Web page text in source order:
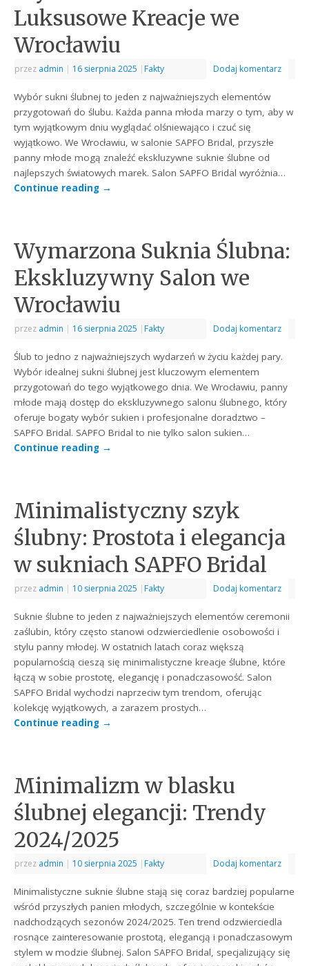
Luksusowe Kreacje we
Wrocławiu
przez admin | 16 sierpnia 2025 | Fakty Dodaj komentarz
Wybór sukni ślubnej to jeden z najważniejszych elementów
przygotowań do ślubu. Każda panna młoda marzy o tym, aby w
tym wyjątkowym dniu wyglądać olśniewająco i czuć się
wyjątkowo. We Wrocławiu, w salonie SAPFO Bridal, przyszłe
panny młode mogą znaleźć ekskluzywne suknie ślubne od
najlepszych światowych marek. Salon SAPFO Bridal wyróżnia…
Continue reading →
Wymarzona Suknia Ślubna:
Ekskluzywny Salon we
Wrocławiu
przez admin | 16 sierpnia 2025 | Fakty Dodaj komentarz
Ślub to jedno z najważniejszych wydarzeń w życiu każdej pary.
Wybór idealnej sukni ślubnej jest kluczowym elementem
przygotowań do tego wyjątkowego dnia. We Wrocławiu, panny
młode mają dostęp do ekskluzywnego salonu ślubnego, który
oferuje bogaty wybór sukien i profesjonalne doradztwo –
SAPFO Bridal. SAPFO Bridal to nie tylko salon sukien…
Continue reading →
Minimalistyczny szyk
ślubny: Prostota i elegancja
w sukniach SAPFO Bridal
przez admin | 10 sierpnia 2025 | Fakty Dodaj komentarz
Suknie ślubne to jeden z najważniejszych elementów ceremonii
zaślubin, który często stanowi odzwierciedlenie osobowości i
stylu panny młodej. W ostatnich latach coraz większą
popularnością cieszą się minimalistyczne kreacje ślubne, które
łączą w sobie prostotę, elegancję i ponadczasowość. Salon
SAPFO Bridal wychodzi naprzeciw tym trendom, oferując
kolekcję wyjątkowych, a zarazem prostych…
Continue reading →
Minimalizm w blasku
ślubnej elegancji: Trendy
2024/2025
przez admin | 10 sierpnia 2025 | Fakty Dodaj komentarz
Minimalistyczne suknie ślubne stają się coraz bardziej popularne
wśród przyszłych panien młodych, szczególnie w kontekście
nadchodzących sezonów 2024/2025. Ten trend odzwierciedla
rosnące zainteresowanie prostotą, elegancją i ponadczasowym
stylem w modzie ślubnej. Salon SAPFO Bridal, specjalizujący się